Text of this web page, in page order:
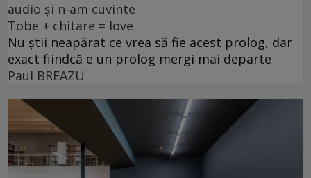
audio și n-am cuvinte
Tobe + chitare = love
Nu știi neapărat ce vrea să fie acest prolog, dar
exact fiindcă e un prolog mergi mai departe
Paul BREAZU